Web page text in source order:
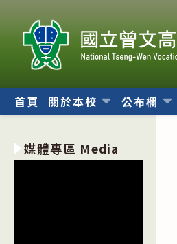
內
首頁 關於本校 公布欄
媒體專區 Media